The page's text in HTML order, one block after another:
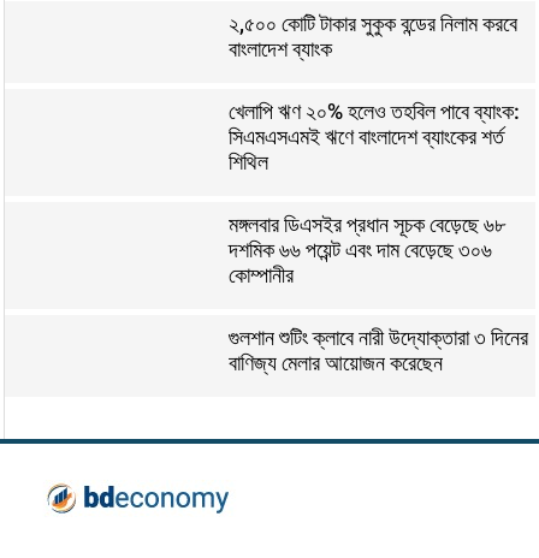
২,৫০০ কোটি টাকার সুকুক বন্ডের নিলাম করবে
বাংলাদেশ ব্যাংক
খেলাপি ঋণ ২০% হলেও তহবিল পাবে ব্যাংক:
সিএমএসএমই ঋণে বাংলাদেশ ব্যাংকের শর্ত
শিথিল
মঙ্গলবার ডিএসইর প্রধান সূচক বেড়েছে ৬৮
দশমিক ৬৬ পয়েন্ট এবং দাম বেড়েছে ৩০৬
কোম্পানীর
গুলশান শুটিং ক্লাবে নারী উদ্যোক্তারা ৩ দিনের
বাণিজ্য মেলার আয়োজন করেছেন